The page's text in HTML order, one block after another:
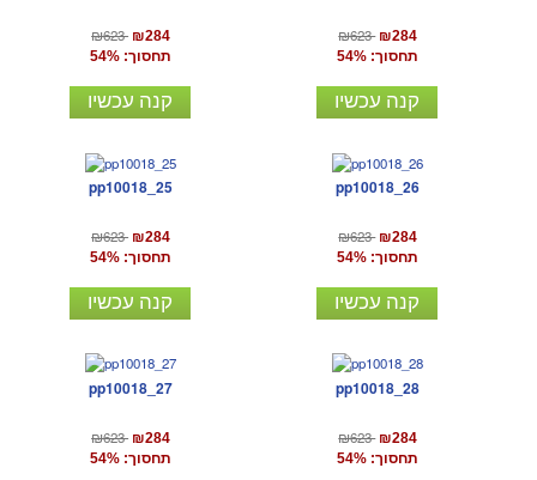
₪623 ₪284
תחסוך: 54%
קנה עכשיו
₪623 ₪284
תחסוך: 54%
קנה עכשיו
pp10018_25
₪623 ₪284
תחסוך: 54%
קנה עכשיו
pp10018_26
₪623 ₪284
תחסוך: 54%
קנה עכשיו
pp10018_27
₪623 ₪284
תחסוך: 54%
pp10018_28
₪623 ₪284
תחסוך: 54%